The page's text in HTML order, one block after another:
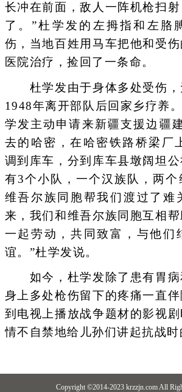
长冲在前面，敌人一阵机枪扫
了。”杜学发的左拇指和左胳
伤，当地百姓用马车把他和受
医院治疗，捡回了一条命。
杜学发由于身体多处受伤，
1948年离开部队后回家乡疗养
学发主动申请来新疆支援边疆
去的哈密，在哈密铁路桥梁厂
调到库车，分到库车县墩阔坦
有3个小队，一个汉族队，两个
维吾尔族同胞帮我们渡过了难
来，我们和维吾尔族同胞互相帮
一起劳动，共同致富，与他们
谊。”杜学发说。
如今，杜学发除了患有胃病
身上多处枪伤留下的疼痛一直
到电视上播放战争题材的影视
情不自禁地给儿孙们讲起抗战时
Copyright ©2014-2023 krzzjn.com All